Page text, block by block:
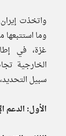
واتخذت
وما
غزة، في
الخارجية
سبيل
الأول: الدعم